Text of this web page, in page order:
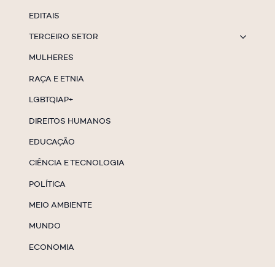
EDITAIS
TERCEIRO SETOR
MULHERES
RAÇA E ETNIA
LGBTQIAP+
DIREITOS HUMANOS
EDUCAÇÃO
CIÊNCIA E TECNOLOGIA
POLÍTICA
MEIO AMBIENTE
MUNDO
ECONOMIA